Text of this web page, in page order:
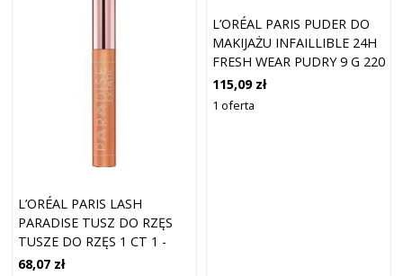
L’ORÉAL PARIS LASH
PARADISE TUSZ DO RZĘS
TUSZE DO RZĘS 1 CT 1 -
BLACK
68,07 zł
L’ORÉAL PARIS PUDER DO
MAKIJAŻU INFAILLIBLE 24H
FRESH WEAR PUDRY 9 G 220
- SAND
115,09 zł
1 oferta